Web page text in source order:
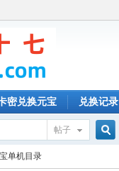
密兑换元宝 兑换记录
帖子
单机目录